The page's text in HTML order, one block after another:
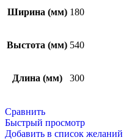
Ширина (мм) 180
Выстота (мм) 540
Длина (мм) 300
Сравнить
Быстрый просмотр
Добавить в список желаний